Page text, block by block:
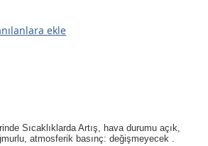
ekle
Sıcaklıklarda Artış, hava durumu açık,
, atmosferik basınç: değişmeyecek .